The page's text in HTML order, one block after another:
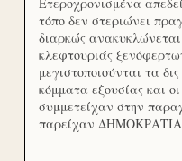
τόπο δεν στεριώνει
διαρκώς
κλεφτουριάς
μεγιστοποιούνται τα
κόμματα εξουσίας και
συμμετείχαν στην
παρείχαν